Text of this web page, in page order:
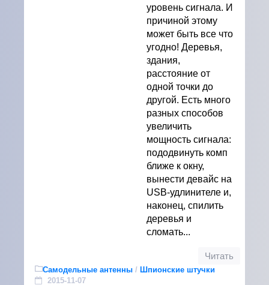
уровень сигнала. И
причиной этому
может быть все что
угодно! Деревья,
здания,
расстояние от
одной точки до
другой. Есть много
разных способов
увеличить
мощность сигнала:
пододвинуть комп
ближе к окну,
вынести девайс на
USB-удлинителе и,
наконец, спилить
деревья и
сломать...
Читать
Самодельные антенны / Шпионские штучки
2015-11-07